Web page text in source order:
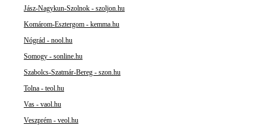
Jász-Nagykun-Szolnok - szoljon.hu
Komárom-Esztergom - kemma.hu
Nógrád - nool.hu
Somogy - sonline.hu
Szabolcs-Szatmár-Bereg - szon.hu
Tolna - teol.hu
Vas - vaol.hu
Veszprém - veol.hu